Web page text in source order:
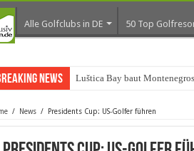
Alle Golfclubs in DE 50 Top
News Luštica Bay baut Montenegros
/ News / Presidents Cup: US-Golfer führen